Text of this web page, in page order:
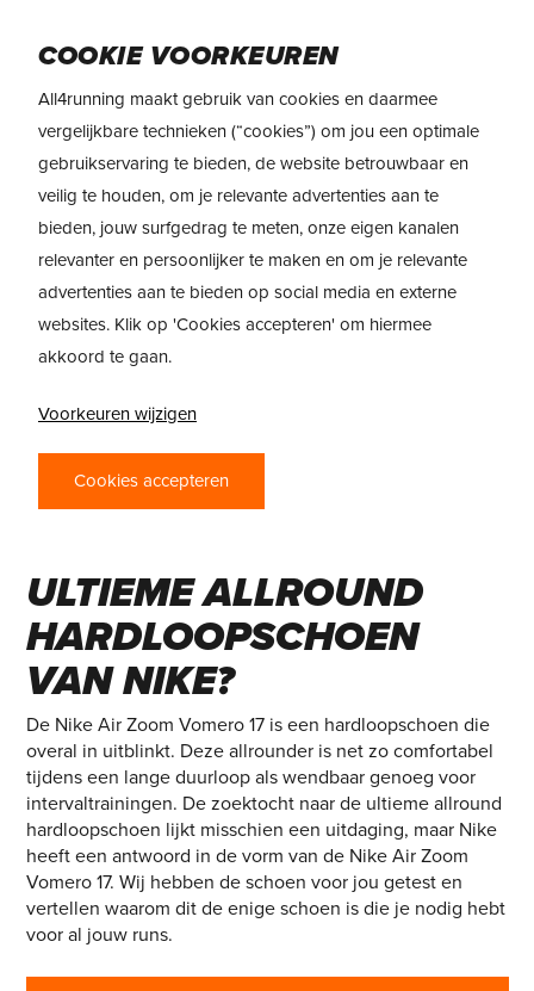
main
content
NIKE AIR ZOOM
ULTIEME ALLROUND
HARDLOOPSCHOEN
VAN NIKE?
De Nike Air Zoom Vomero 17 is een hardloopschoen die
overal in uitblinkt. Deze allrounder is net zo comfortabel
tijdens een lange duurloop als wendbaar genoeg voor
intervaltrainingen. De zoektocht naar de ultieme allround
hardloopschoen lijkt misschien een uitdaging, maar Nike
heeft een antwoord in de vorm van de Nike Air Zoom
Vomero 17. Wij hebben de schoen voor jou getest en
vertellen waarom dit de enige schoen is die je nodig hebt
voor al jouw runs.
COOKIE VOORKEUREN
All4running maakt gebruik van cookies en daarmee
vergelijkbare technieken (“cookies”) om jou een optimale
gebruikservaring te bieden, de website betrouwbaar en
veilig te houden, om je relevante advertenties aan te
bieden, jouw surfgedrag te meten, onze eigen kanalen
relevanter en persoonlijker te maken en om je relevante
advertenties aan te bieden op social media en externe
websites. Klik op 'Cookies accepteren' om hiermee
akkoord te gaan.
Voorkeuren wijzigen
Cookies accepteren